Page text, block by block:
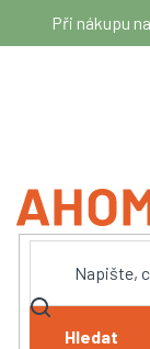
obsah
Při nákupu
Hledat